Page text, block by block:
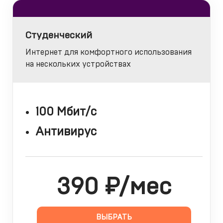
Студенческий
Интернет для комфортного использования
на нескольких устройствах
100 Мбит/с
Антивирус
390 ₽/мес
ВЫБРАТЬ